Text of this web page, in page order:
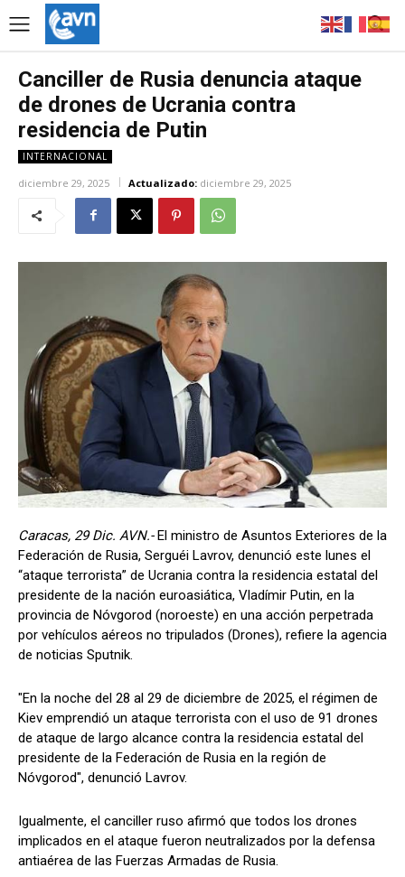
Canciller de Rusia denuncia ataque
de drones de Ucrania contra
residencia de Putin
INTERNACIONAL
diciembre 29, 2025 Actualizado: diciembre 29, 2025
Caracas, 29 Dic. AVN.-El ministro de Asuntos Exteriores de la
Federación de Rusia, Serguéi Lavrov, denunció este lunes el
“ataque terrorista” de Ucrania contra la residencia estatal del
presidente de la nación euroasiática, Vladímir Putin, en la
provincia de Nóvgorod (noroeste) en una acción perpetrada
por vehículos aéreos no tripulados (Drones), refiere la agencia
de noticias Sputnik.
"En la noche del 28 al 29 de diciembre de 2025, el régimen de
Kiev emprendió un ataque terrorista con el uso de 91 drones
de ataque de largo alcance contra la residencia estatal del
presidente de la Federación de Rusia en la región de
Nóvgorod", denunció Lavrov.
Igualmente, el canciller ruso afirmó que todos los drones
implicados en el ataque fueron neutralizados por la defensa
antiaérea de las Fuerzas Armadas de Rusia.